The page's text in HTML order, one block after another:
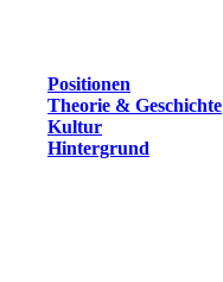
Positionen
Theorie & Geschichte
Kultur
Hintergrund